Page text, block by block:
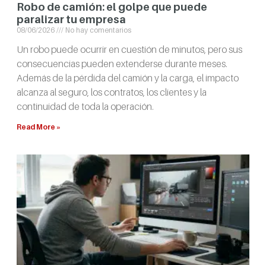
Robo de camión: el golpe que puede
paralizar tu empresa
08/06/2026 No hay comentarios
Un robo puede ocurrir en cuestión de minutos, pero sus
consecuencias pueden extenderse durante meses.
Además de la pérdida del camión y la carga, el impacto
alcanza al seguro, los contratos, los clientes y la
continuidad de toda la operación.
Read More »